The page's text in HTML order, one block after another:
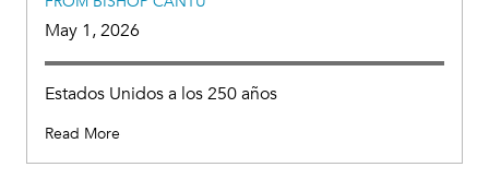
May 1, 2026
Estados Unidos a los 250 años
Read More